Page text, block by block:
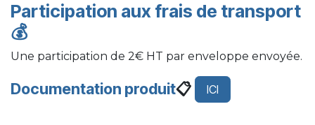
Participation aux frais de transport
💰
Une participation de 2€ HT par enveloppe envoyée.
Documentation produit📋 ICI